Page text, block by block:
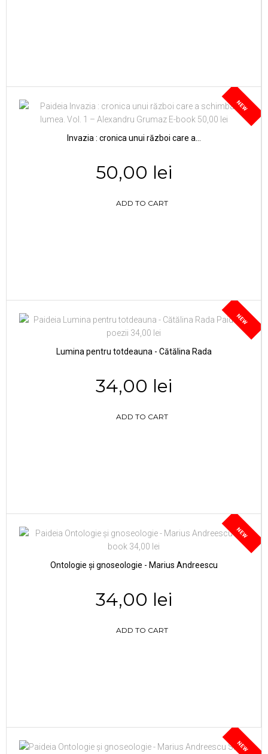
NEW
Invazia : cronica unui război care a...
50,00 lei
ADD TO CART
NEW
Lumina pentru totdeauna - Cătălina Rada
34,00 lei
ADD TO CART
NEW
Ontologie și gnoseologie - Marius Andreescu
34,00 lei
ADD TO CART
NEW